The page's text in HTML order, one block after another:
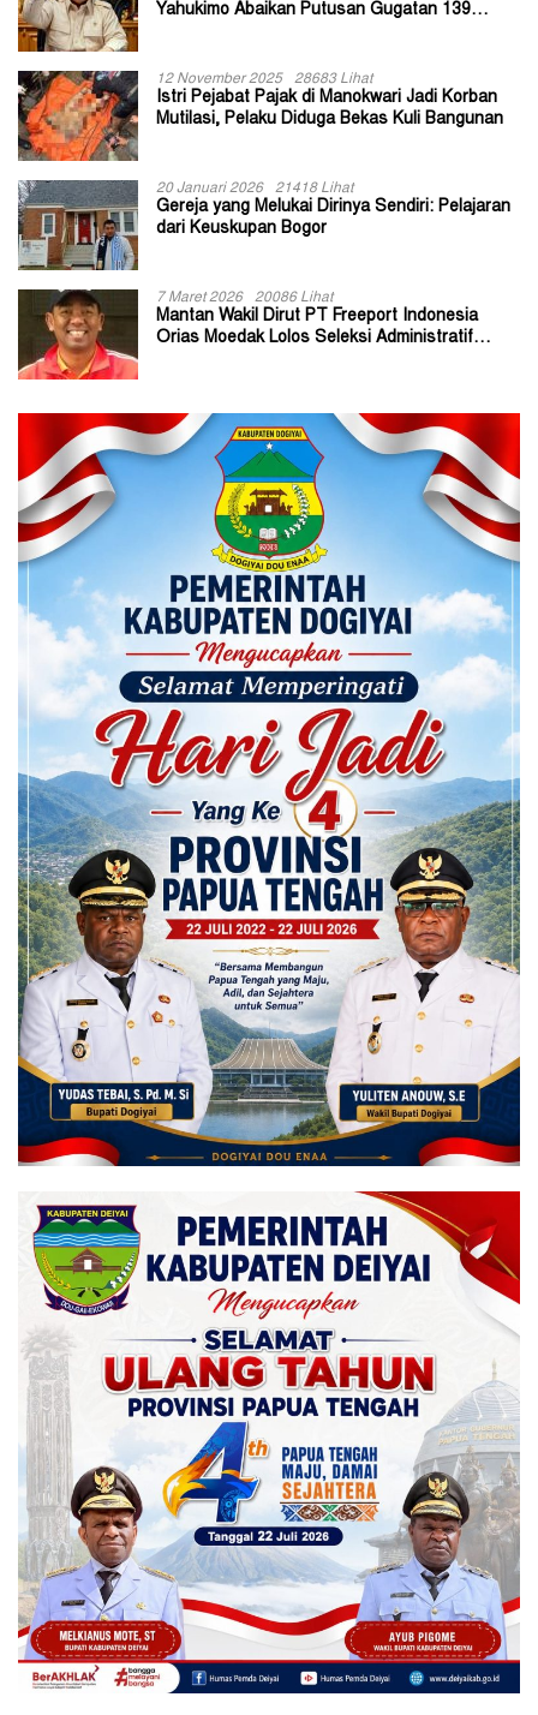
Yahukimo Abaikan Putusan Gugatan 139
12 November 2025 28683 Lihat
Istri Pejabat Pajak di Manokwari Jadi Korban
Mutilasi, Pelaku Diduga Bekas Kuli Bangunan
20 Januari 2026 21418 Lihat
Gereja yang Melukai Dirinya Sendiri: Pelajaran
dari Keuskupan Bogor
7 Maret 2026 20086 Lihat
Mantan Wakil Dirut PT Freeport Indonesia
Orias Moedak Lolos Seleksi Administratif